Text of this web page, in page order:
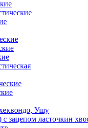
Ушу
зацепом ласточкин